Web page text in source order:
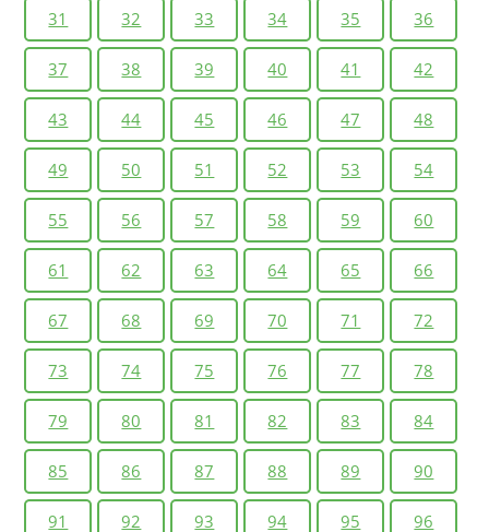
31 32 33 34 35 36
37 38 39 40 41 42
43 44 45 46 47 48
49 50 51 52 53 54
55 56 57 58 59 60
61 62 63 64 65 66
67 68 69 70 71 72
73 74 75 76 77 78
79 80 81 82 83 84
85 86 87 88 89 90
91 92 93 94 95 96